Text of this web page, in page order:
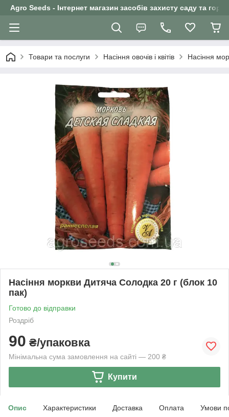
Agro Seeds - Інтернет магазин засобів захисту саду та
Товари та послуги Насіння овочів і квітів Насіння
Насіння моркви Дитяча Солодка 20 г (блок 10
пак)
Готово до відправки
Роздріб
90 ₴/упаковка
Мінімальна сума замовлення на сайті — 200 ₴
Купити
Опис Характеристики Доставка Оплата Умови